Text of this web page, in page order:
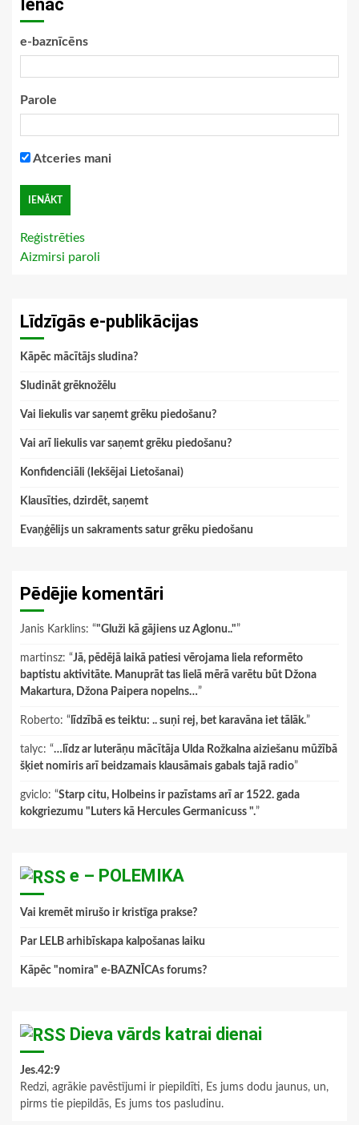
Ienāc
e-baznīcēns
Parole
Atceries mani
Reģistrēties
Aizmirsi paroli
Līdzīgās e-publikācijas
Kāpēc mācītājs sludina?
Sludināt grēknožēlu
Vai liekulis var saņemt grēku piedošanu?
Vai arī liekulis var saņemt grēku piedošanu?
Konfidenciāli (Iekšējai Lietošanai)
Klausīties, dzirdēt, saņemt
Evaņģēlijs un sakraments satur grēku piedošanu
Pēdējie komentāri
Janis Karklins: “"Gluži kā gājiens uz Aglonu.."”
martinsz: “Jā, pēdējā laikā patiesi vērojama liela reformēto
baptistu aktivitāte. Manuprāt tas lielā mērā varētu būt Džona
Makartura, Džona Paipera nopelns…”
Roberto: “ līdzībā es teiktu: .. suņi rej, bet karavāna iet tālāk.”
talyc: “…līdz ar luterāņu mācītāja Ulda Rožkalna aiziešanu mūžībā
šķiet nomiris arī beidzamais klausāmais gabals tajā radio”
gviclo: “Starp citu, Holbeins ir pazīstams arī ar 1522. gada
kokgriezumu "Luters kā Hercules Germanicuss ".”
e – POLEMIKA
Vai kremēt mirušo ir kristīga prakse?
Par LELB arhibīskapa kalpošanas laiku
Kāpēc "nomira" e-BAZNĪCAs forums?
Dieva vārds katrai dienai
Jes.42:9
Redzi, agrākie pavēstījumi ir piepildīti, Es jums dodu jaunus, un,
pirms tie piepildās, Es jums tos pasludinu.